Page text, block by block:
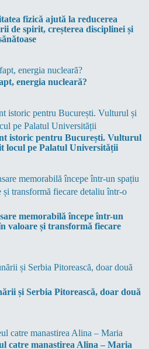
fizică ajută la reducerea
de spirit, creșterea disciplinei și
energia nucleară?
istoric pentru București. Vulturul
locul pe Palatul Universității
memorabilă începe într-un
valoare și transformă fiecare
și Serbia Pitorească, doar două
catre manastirea Alina – Maria